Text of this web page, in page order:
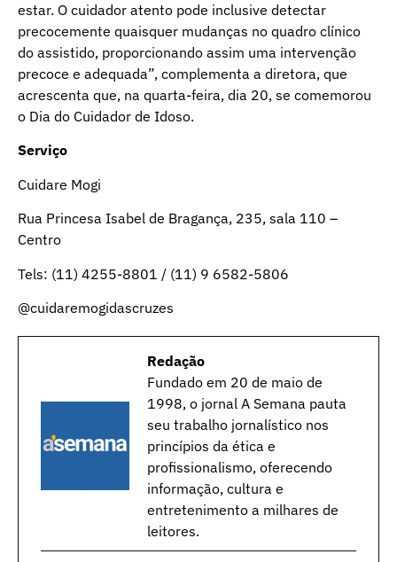
estar. O cuidador atento pode inclusive detectar
precocemente quaisquer mudanças no quadro clínico
do assistido, proporcionando assim uma intervenção
precoce e adequada”, complementa a diretora, que
acrescenta que, na quarta-feira, dia 20, se comemorou
o Dia do Cuidador de Idoso.
Serviço
Cuidare Mogi
Rua Princesa Isabel de Bragança, 235, sala 110 –
Centro
Tels: (11) 4255-8801 / (11) 9 6582-5806
@cuidaremogidascruzes
Redação
Fundado em 20 de maio de
1998, o jornal A Semana pauta
seu trabalho jornalístico nos
princípios da ética e
profissionalismo, oferecendo
informação, cultura e
entretenimento a milhares de
leitores.